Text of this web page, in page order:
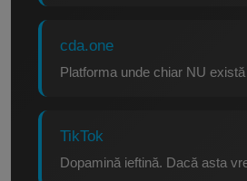
cda.one
Platforma unde chiar NU
TikTok
Dopamină ieftină. Dacă asta